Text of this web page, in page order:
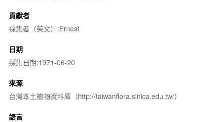
貢獻者
採集者（英文）:Ernest
日期
採集日期:1971-06-20
來源
台灣本土植物資料庫（http://taiwanflora.sinica.edu.tw/）
語言